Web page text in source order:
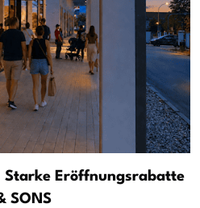
Starke Eröffnungsrabatte
SONS